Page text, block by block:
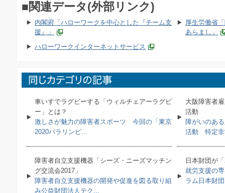
■関連データ(外部リンク)
内閣府「ハローワークを中心とした『チーム支
援』」
厚生労働省
あらまし」
ハローワークインターネットサービス
車いすでラグビーする「ウィルチェアーラグビ
ー」とは？
激しさが魅力の障害者スポーツ 今回の「東京
2020パラリンピ...
大阪障害者
活動
障がいのあ
活動 特定非
障害者自立支援機器「シーズ・ニーズマッチン
グ交流会2017」
障害者自立支援機器の開発や促進を図る取り組
み公益財団法人テク...
日本財団が
就労支援の
ラム日本財